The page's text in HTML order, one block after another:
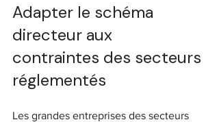
Adapter le schéma
directeur aux
contraintes des secteurs
réglementés
Les grandes entreprises des secteurs